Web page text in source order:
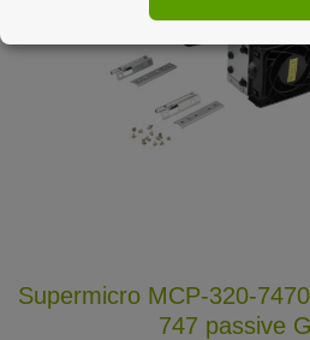
Supermicro MCP-320-
747 passive